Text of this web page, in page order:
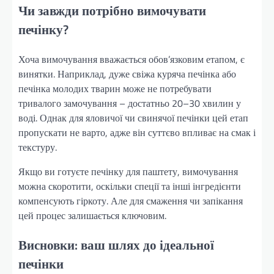
Чи завжди потрібно вимочувати
печінку?
Хоча вимочування вважається обов’язковим етапом, є
винятки. Наприклад, дуже свіжа куряча печінка або
печінка молодих тварин може не потребувати
тривалого замочування – достатньо 20–30 хвилин у
воді. Однак для яловичої чи свинячої печінки цей етап
пропускати не варто, адже він суттєво впливає на смак і
текстуру.
Якщо ви готуєте печінку для паштету, вимочування
можна скоротити, оскільки спеції та інші інгредієнти
компенсують гіркоту. Але для смаження чи запікання
цей процес залишається ключовим.
Висновки: ваш шлях до ідеальної
печінки